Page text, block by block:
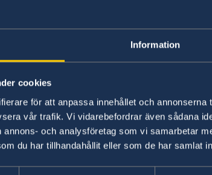
Information
cookies
för att anpassa innehållet och
vår trafik. Vi vidarebefordrar även sådana
annons- och analysföretag som vi samarbetar
du har tillhandahållit eller som de har samlat
Sedan den 27 januari 2021
resor till och från Belgien.
För mer information läshär.
Senast uppdaterad 15 apr. 2021,